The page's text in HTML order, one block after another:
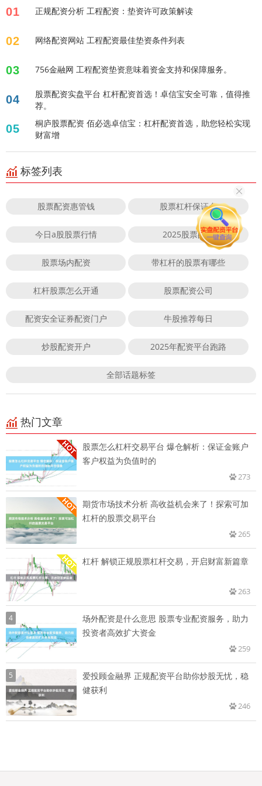
01 正规配资分析 工程配资：垫资许可政策解读
02 网络配资网站 工程配资最佳垫资条件列表
03 756金融网 工程配资垫资意味着资金支持和保障服务。
04
股票配资实盘平台 杠杆配资首选！卓信宝安全可靠，值得推
荐。
05
桐庐股票配资 佰必选卓信宝：杠杆配资首选，助您轻松实现
财富增
标签列表
股票配资惠管钱 股票杠杆保证金
今日a股股票行情 2025股票配资
股票场内配资 带杠杆的股票有哪些
杠杆股票怎么开通 股票配资公司
配资安全证券配资门户 牛股推荐每日
炒股配资开户 2025年配资平台跑路
全部话题标签
热门文章
股票怎么杠杆交易平台 爆仓解析：保证金账户
客户权益为负值时的
273
期货市场技术分析 高收益机会来了！探索可加
杠杆的股票交易平台
265
杠杆 解锁正规股票杠杆交易，开启财富新篇章
263
4
场外配资是什么意思 股票专业配资服务，助力
投资者高效扩大资金
259
5
爱投顾金融界 正规配资平台助你炒股无忧，稳
健获利
246